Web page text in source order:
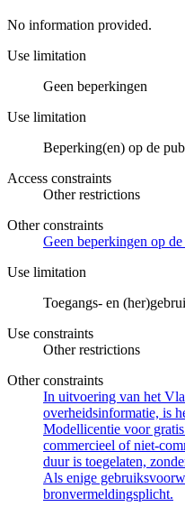
No information provided.
Use limitation
Geen beperkingen
Use limitation
Beperking(en) op de
Access constraints
Other restrictions
Other constraints
Geen beperkingen op
Use limitation
Toegangs- en
Use constraints
Other restrictions
Other constraints
In uitvoering van het
overheidsinformatie, is
Modellicentie voor
commercieel of niet-
duur is toegelaten,
Als enige
bronvermeldingsplicht.